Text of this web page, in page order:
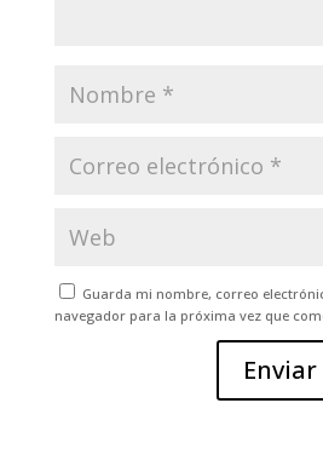
Guarda mi nombre, correo
navegador para la próxima vez que